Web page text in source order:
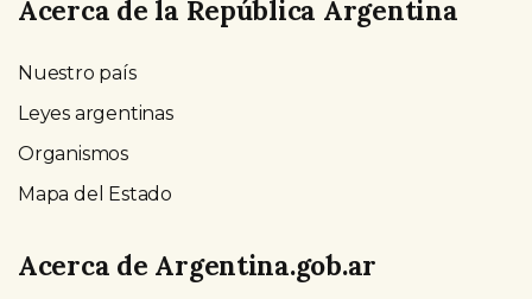
Acerca de la República Argentina
Nuestro país
Leyes argentinas
Organismos
Mapa del Estado
Acerca de Argentina.gob.ar